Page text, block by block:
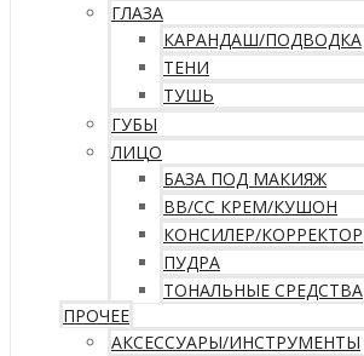
ГЛАЗА
КАРАНДАШ/ПОДВОДКА
ТЕНИ
ТУШЬ
ГУБЫ
ЛИЦО
БАЗА ПОД МАКИЯЖ
ВВ/CC КРЕМ/КУШОН
КОНСИЛЕР/КОРРЕКТОР
ПУДРА
ТОНАЛЬНЫЕ СРЕДСТВА
ПРОЧЕЕ
АКСЕССУАРЫ/ИНСТРУМЕНТЫ